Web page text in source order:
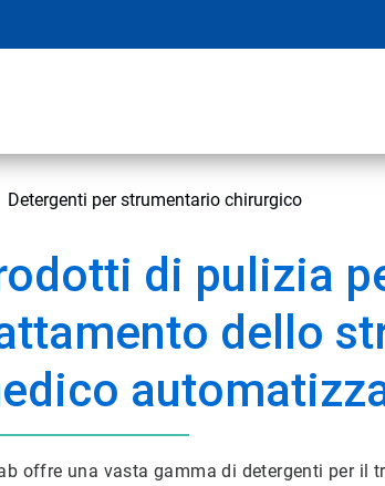
Detergenti per strumentario chirurgico
di pulizia
dello
offre una vasta gamma di detergenti per